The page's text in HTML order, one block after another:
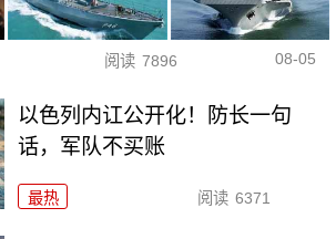
阅读 7896 08-05
以色列内讧公开化！防长一句
话，军队不买账
最热 阅读 6371